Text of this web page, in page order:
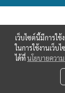
เว็บไซต์นี้มีการใ
ในการใช้งานเว็บ
ได้ที่นโยบายควา